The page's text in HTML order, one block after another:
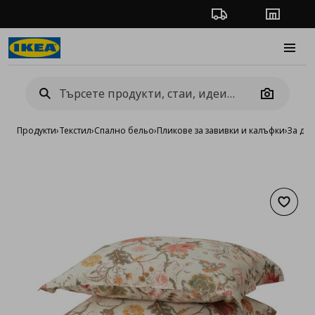
Проследяване на
Camera
Продукти›Текстил›Спално бельо›Пликове за завивки и калъфки›За